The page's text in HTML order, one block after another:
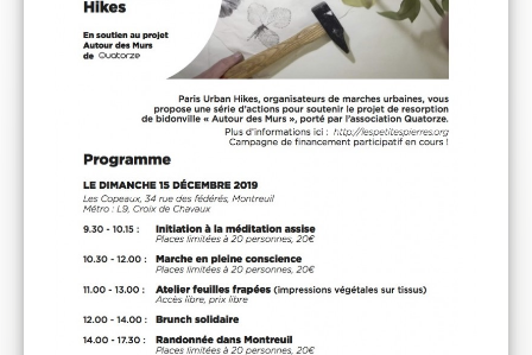
envie de donner plus!